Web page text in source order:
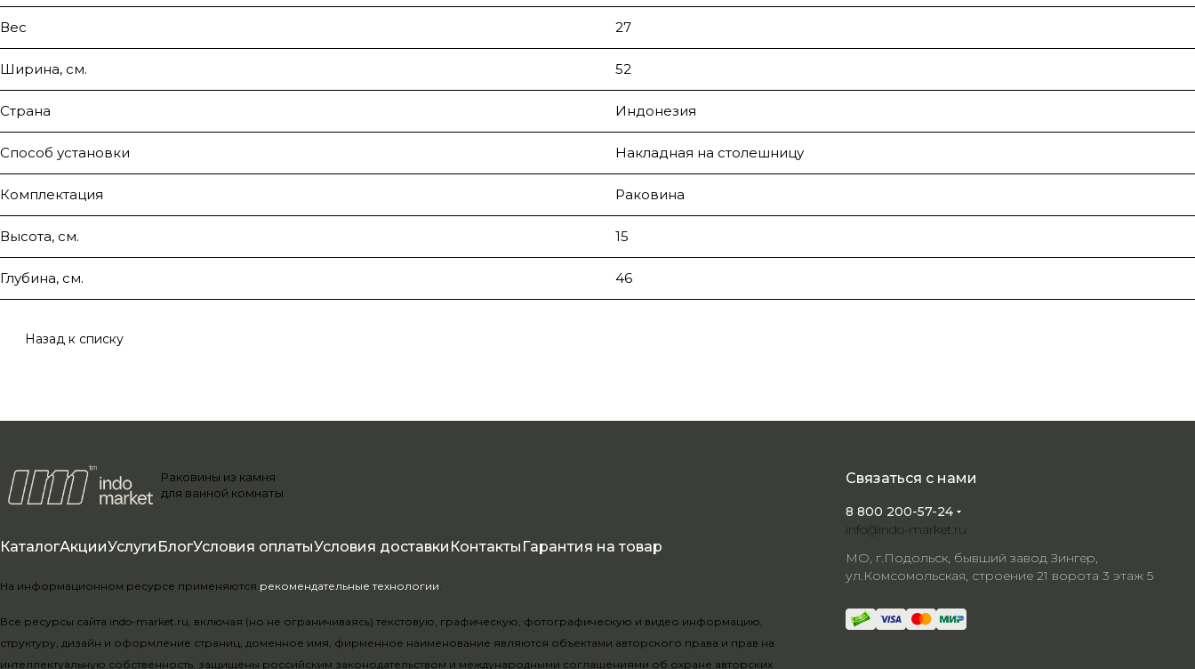
Вес 27
Ширина, см. 52
Страна Индонезия
Способ установки Накладная на столешницу
Комплектация Раковина
Высота, см. 15
Глубина, см. 46
Назад к списку
Раковины из камня
для ванной комнаты
КаталогАкцииУслуги БлогУсловия оплатыУсловия доставки Контакты Гарантия на товар
На информационном ресурсе применяются рекомендательные технологии.
Все ресурсы сайта indo-market.ru, включая (но не ограничиваясь) текстовую, графическую, фотографическую и видео информацию,
структуру, дизайн и оформление страниц, доменное имя, фирменное наименование являются объектами авторского права и прав на
интеллектуальную собственность, защищены российским законодательством и международными соглашениями об охране авторских
Связаться с нами
8 800 200-57-24
info@indo-market.ru
МО, г.Подольск, бывший завод Зингер,
ул.Комсомольская, строение 21 ворота 3 этаж 5